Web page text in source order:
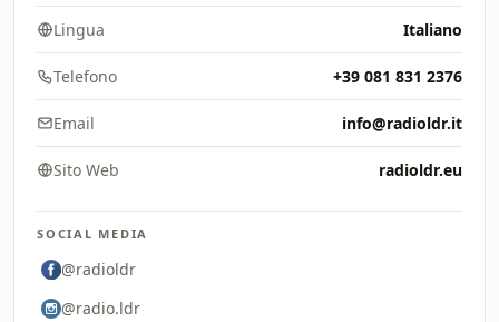
Lingua Italiano
Telefono +39 081 831 2376
Email info@radioldr.it
Sito Web radioldr.eu
SOCIAL MEDIA
@radioldr
@radio.ldr